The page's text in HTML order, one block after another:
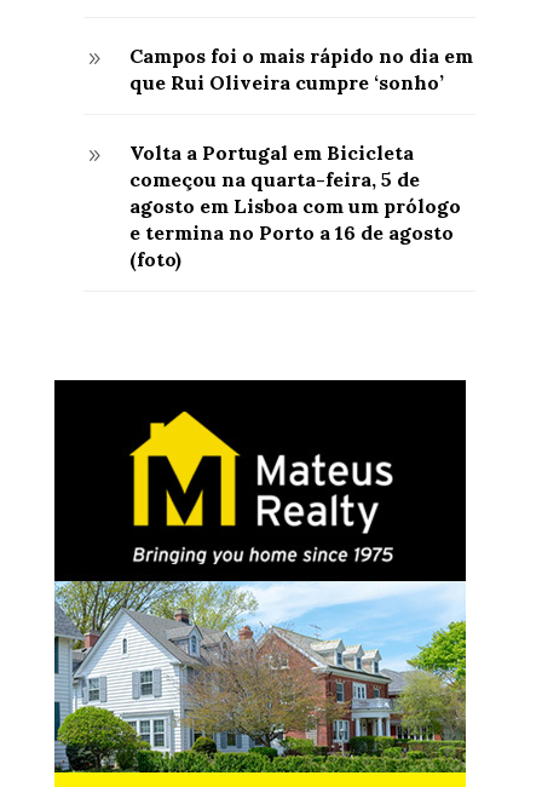
9
Campos foi o mais rápido no dia em
que Rui Oliveira cumpre ‘sonho’
9
Volta a Portugal em Bicicleta
começou na quarta-feira, 5 de
agosto em Lisboa com um prólogo
e termina no Porto a 16 de agosto
(foto)